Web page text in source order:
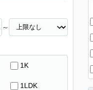
～
1K
1LDK